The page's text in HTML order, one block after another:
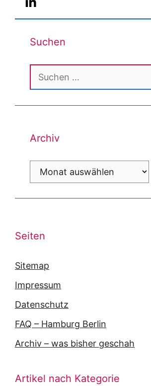
Suchen
Suchen
nach:
Archiv
Archiv
Seiten
Sitemap
Impressum
Datenschutz
FAQ – Hamburg Berlin
Archiv – was bisher geschah
Artikel nach Kategorie